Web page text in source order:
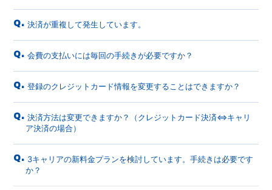
Q. 決済が重複して発生しています。
Q. 会費の支払いには毎回の手続きが必要ですか？
Q. 登録のクレジットカード情報を変更することはできますか？
Q. 決済方法は変更できますか？（クレジットカード決済⇔キャリ
ア決済の場合）
Q. 3キャリアの新料金プランを検討しています。手続きは必要です
か？